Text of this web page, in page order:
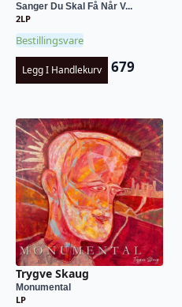
Sanger Du Skal Få Når V...
2LP
Bestillingsvare
Legg I Handlekurv 679
Trygve Skaug
Monumental
LP